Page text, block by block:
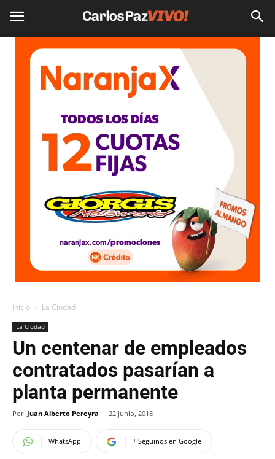
Inicio La Ciudad
La Ciudad
Un centenar de empleados
contratados pasarían a
planta permanente
Por Juan Alberto Pereyra - 22 junio, 2018
WhatsApp + Seguinos en Google